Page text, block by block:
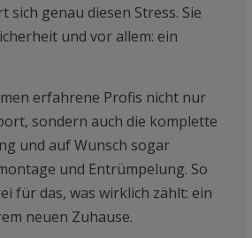
sich genau diesen Stress. Sie
und vor allem: ein
erfahrene Profis nicht nur
sondern auch die komplette
und auf Wunsch sogar
und Entrümpelung. So
für das, was wirklich zählt: ein
neuen Zuhause.